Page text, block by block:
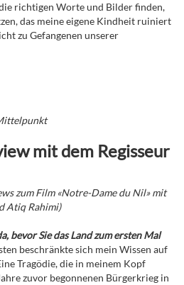
richtigen Worte und Bilder finden,
das meine eigene Kindheit ruiniert
zu Gefangenen unserer
mit dem Regisseur
zum Film «Notre-Dame du Nil» mit
Atiq Rahimi)
bevor Sie das Land zum ersten Mal
beschränkte sich mein Wissen auf
Tragödie, die in meinem Kopf
zuvor begonnenen Bürgerkrieg in